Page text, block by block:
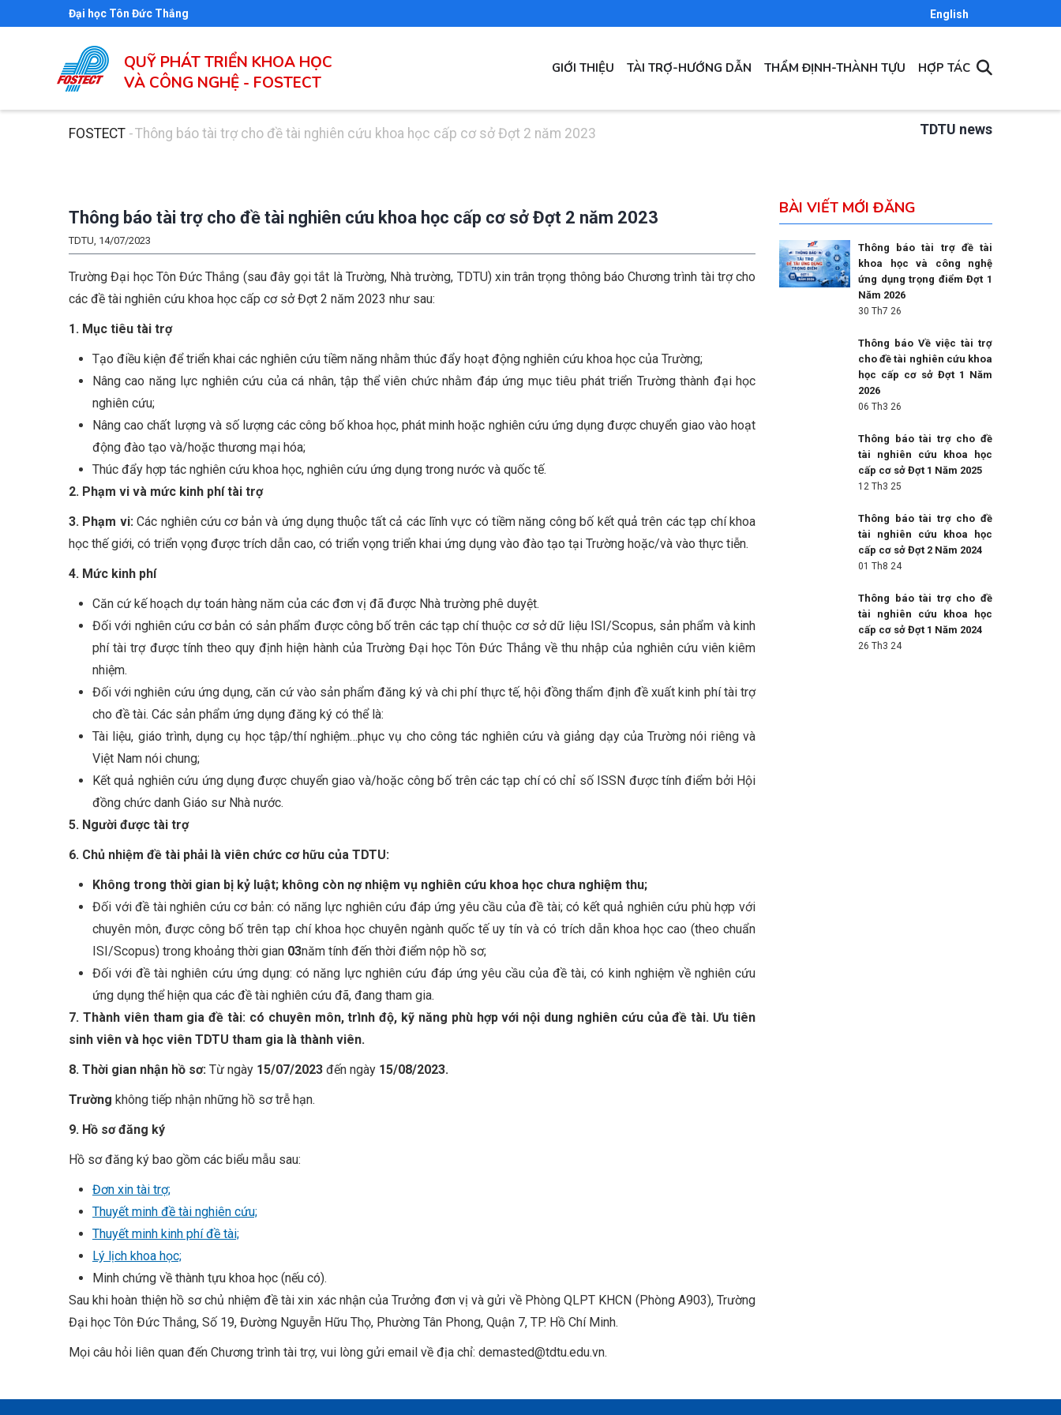
Đại học Tôn Đức Thắng English
QUỸ PHÁT TRIỂN KHOA HỌC
VÀ CÔNG NGHỆ - FOSTECT
MAIN
NAVIGATION
GIỚI THIỆU TÀI TRỢ-HƯỚNG DẪN THẨM ĐỊNH-THÀNH TỰU HỢP TÁC
TDTU news
Breadcrumb
FOSTECT -Thông báo tài trợ cho đề tài nghiên cứu khoa học cấp cơ sở Đợt 2 năm 2023
Thông báo tài trợ cho đề tài nghiên cứu khoa học cấp cơ sở Đợt 2 năm 2023
TDTU, 14/07/2023
Trường Đại học Tôn Đức Thắng (sau đây gọi tắt là Trường, Nhà trường, TDTU) xin trân trọng thông báo Chương trình tài trợ cho
các đề tài nghiên cứu khoa học cấp cơ sở Đợt 2 năm 2023 như sau:
1. Mục tiêu tài trợ
Tạo điều kiện để triển khai các nghiên cứu tiềm năng nhằm thúc đẩy hoạt động nghiên cứu khoa học của Trường;
Nâng cao năng lực nghiên cứu của cá nhân, tập thể viên chức nhằm đáp ứng mục tiêu phát triển Trường thành đại học
nghiên cứu;
Nâng cao chất lượng và số lượng các công bố khoa học, phát minh hoặc nghiên cứu ứng dụng được chuyển giao vào hoạt
động đào tạo và/hoặc thương mại hóa;
Thúc đẩy hợp tác nghiên cứu khoa học, nghiên cứu ứng dụng trong nước và quốc tế.
2. Phạm vi và mức kinh phí tài trợ
3. Phạm vi:Các nghiên cứu cơ bản và ứng dụng thuộc tất cả các lĩnh vực có tiềm năng công bố kết quả trên các tạp chí khoa
học thế giới, có triển vọng được trích dẫn cao, có triển vọng triển khai ứng dụng vào đào tạo tại Trường hoặc/và vào thực tiễn.
4. Mức kinh phí
Căn cứ kế hoạch dự toán hàng năm của các đơn vị đã được Nhà trường phê duyệt.
Đối với nghiên cứu cơ bản có sản phẩm được công bố trên các tạp chí thuộc cơ sở dữ liệu ISI/Scopus, sản phẩm và kinh
phí tài trợ được tính theo quy định hiện hành của Trường Đại học Tôn Đức Thắng về thu nhập của nghiên cứu viên kiêm
nhiệm.
Đối với nghiên cứu ứng dụng, căn cứ vào sản phẩm đăng ký và chi phí thực tế, hội đồng thẩm định đề xuất kinh phí tài trợ
cho đề tài. Các sản phẩm ứng dụng đăng ký có thể là:
Tài liệu, giáo trình, dụng cụ học tập/thí nghiệm…phục vụ cho công tác nghiên cứu và giảng dạy của Trường nói riêng và
Việt Nam nói chung;
Kết quả nghiên cứu ứng dụng được chuyển giao và/hoặc công bố trên các tạp chí có chỉ số ISSN được tính điểm bởi Hội
đồng chức danh Giáo sư Nhà nước.
5. Người được tài trợ
6. Chủ nhiệm đề tài phải là viên chức cơ hữu của TDTU:
Không trong thời gian bị kỷ luật; không còn nợ nhiệm vụ nghiên cứu khoa học chưa nghiệm thu;
Đối với đề tài nghiên cứu cơ bản: có năng lực nghiên cứu đáp ứng yêu cầu của đề tài; có kết quả nghiên cứu phù hợp với
chuyên môn, được công bố trên tạp chí khoa học chuyên ngành quốc tế uy tín và có trích dẫn khoa học cao (theo chuẩn
ISI/Scopus) trong khoảng thời gian 03năm tính đến thời điểm nộp hồ sơ;
Đối với đề tài nghiên cứu ứng dụng: có năng lực nghiên cứu đáp ứng yêu cầu của đề tài, có kinh nghiệm về nghiên cứu
ứng dụng thể hiện qua các đề tài nghiên cứu đã, đang tham gia.
7. Thành viên tham gia đề tài: có chuyên môn, trình độ, kỹ năng phù hợp với nội dung nghiên cứu của đề tài. Ưu tiên
sinh viên và học viên TDTU tham gia là thành viên.
8. Thời gian nhận hồ sơ: Từ ngày 15/07/2023 đến ngày 15/08/2023.
Trường không tiếp nhận những hồ sơ trễ hạn.
9. Hồ sơ đăng ký
Hồ sơ đăng ký bao gồm các biểu mẫu sau:
Đơn xin tài trợ;
Thuyết minh đề tài nghiên cứu;
Thuyết minh kinh phí đề tài;
Lý lịch khoa học;
Minh chứng về thành tựu khoa học (nếu có).
Sau khi hoàn thiện hồ sơ chủ nhiệm đề tài xin xác nhận của Trưởng đơn vị và gửi về Phòng QLPT KHCN (Phòng A903), Trường
Đại học Tôn Đức Thắng, Số 19, Đường Nguyễn Hữu Thọ, Phường Tân Phong, Quận 7, TP. Hồ Chí Minh.
Mọi câu hỏi liên quan đến Chương trình tài trợ, vui lòng gửi email về địa chỉ: demasted@tdtu.edu.vn.
BÀI VIẾT MỚI ĐĂNG
Thông báo tài trợ đề tài
khoa học và công nghệ
ứng dụng trọng điểm Đợt 1
Năm 2026
30 Th7 26
Thông báo Về việc tài trợ
cho đề tài nghiên cứu khoa
học cấp cơ sở Đợt 1 Năm
2026
06 Th3 26
Thông báo tài trợ cho đề
tài nghiên cứu khoa học
cấp cơ sở Đợt 1 Năm 2025
12 Th3 25
Thông báo tài trợ cho đề
tài nghiên cứu khoa học
cấp cơ sở Đợt 2 Năm 2024
01 Th8 24
Thông báo tài trợ cho đề
tài nghiên cứu khoa học
cấp cơ sở Đợt 1 Năm 2024
26 Th3 24